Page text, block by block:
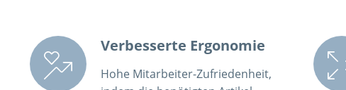
Verbesserte Ergonomie
Hohe Mitarbeiter-Zufriedenheit,